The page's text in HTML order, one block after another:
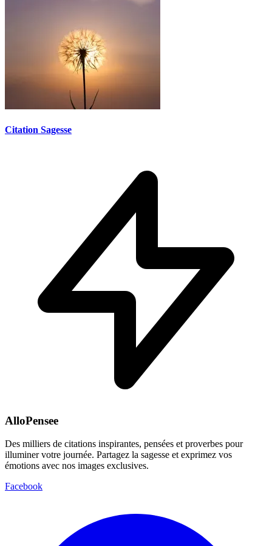
Citation Sagesse
AlloPensee
Des milliers de citations inspirantes, pensées et proverbes pour
illuminer votre journée. Partagez la sagesse et exprimez vos
émotions avec nos images exclusives.
Facebook